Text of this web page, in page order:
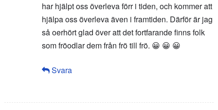
har hjälpt oss överleva förr i tiden, och kommer att
hjälpa oss överleva även i framtiden. Därför är jag
så oerhört glad över att det fortfarande finns folk
som fröodlar dem från frö till frö. 😀 😀 😀
Svara